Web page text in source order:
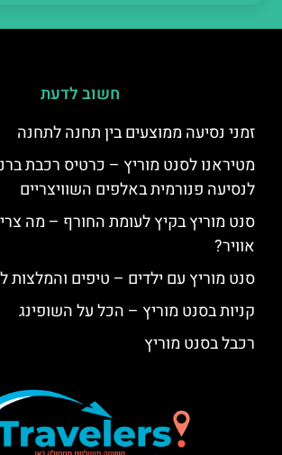
חשוב לדעת
זמני נסיעה ממוצעים בין תחנה לתחנה
מטיראנו לסנט מוריץ – כרטיס רכבת
לנסיעה פנורמית באלפים השוויצריים
סנט מוריץ בקיץ לעומת החורף – מה
אוויר?
סנט מוריץ עם ילדים – טיפים
קניות בסנט מוריץ – הכל על השופינג
רכבל בסנט מוריץ